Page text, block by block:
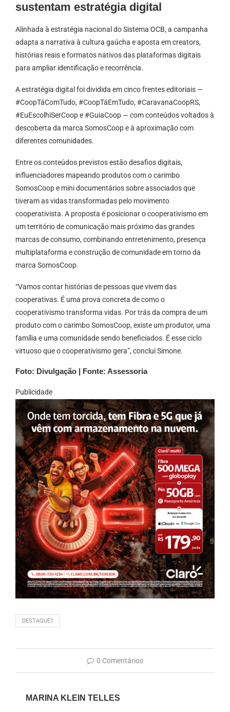
sustentam estratégia digital
Alinhada à estratégia nacional do Sistema OCB, a campanha
adapta a narrativa à cultura gaúcha e aposta em creators,
histórias reais e formatos nativos das plataformas digitais
para ampliar identificação e recorrência.
A estratégia digital foi dividida em cinco frentes editoriais —
#CoopTáComTudo, #CoopTáEmTudo, #CaravanaCoopRS,
#EuEscolhiSerCoop e #GuiaCoop — com conteúdos voltados à
descoberta da marca SomosCoop e à aproximação com
diferentes comunidades.
Entre os conteúdos previstos estão desafios digitais,
influenciadores mapeando produtos com o carimbo
SomosCoop e mini documentários sobre associados que
tiveram as vidas transformadas pelo movimento
cooperativista. A proposta é posicionar o cooperativismo em
um território de comunicação mais próximo das grandes
marcas de consumo, combinando entretenimento, presença
multiplataforma e construção de comunidade em torno da
marca SomosCoop.
“Vamos contar histórias de pessoas que vivem das
cooperativas. É uma prova concreta de como o
cooperativismo transforma vidas. Por trás da compra de um
produto com o carimbo SomosCoop, existe um produtor, uma
família e uma comunidade sendo beneficiados. É esse ciclo
virtuoso que o cooperativismo gera”, conclui Simone.
Foto: Divulgação | Fonte: Assessoria
Publicidade
DESTAQUE1
0 Comentários
MARINA KLEIN TELLES